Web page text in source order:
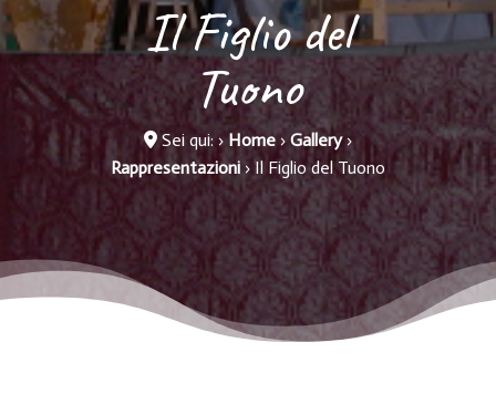
Il Figlio del
Tuono
Sei qui:› Home › Gallery ›
Rappresentazioni ›Il Figlio del Tuono